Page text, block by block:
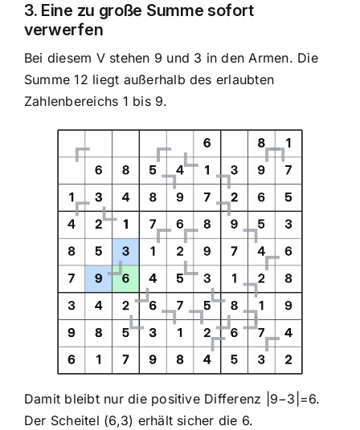
3. Eine zu große Summe sofort
verwerfen
Bei diesem V stehen 9 und 3 in den Armen. Die
Summe 12 liegt außerhalb des erlaubten
Zahlenbereichs 1 bis 9.
Damit bleibt nur die positive Differenz |9−3|=6.
Der Scheitel (6,3) erhält sicher die 6.